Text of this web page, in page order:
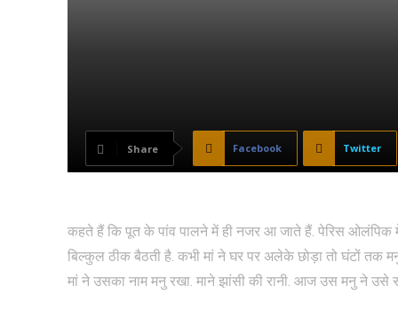
Share Facebook Twitter
कहते हैं कि पूत के पांव पालने में ही नजर आ जाते हैं. पेरिस ओलंपिक
बिल्कुल ठीक बैठती है. कभी मां ने घर पर अलेके छोड़ा तो घंटों तक
मां ने उसका नाम मनु रखा. माने झांसी की रानी. आज उस मनु ने उसे